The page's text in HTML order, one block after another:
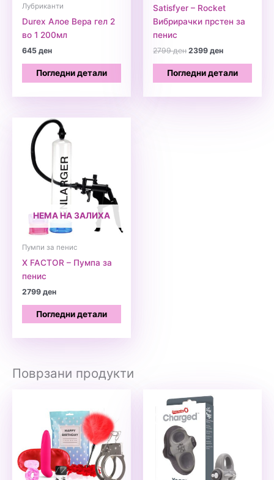
Лубриканти
Durex Алое Вера гел 2
во 1 200мл
645ден
Погледни детали
Satisfyer – Rocket
Вибрирачки прстен за
пенис
2799денOriginal
was:
2799 ден.
2399денCurrent
is:
Погледни детали
НЕМА НА ЗАЛИХА
Пумпи за пенис
X FACTOR – Пумпа за
пенис
2799ден
Погледни детали
Поврзани продукти